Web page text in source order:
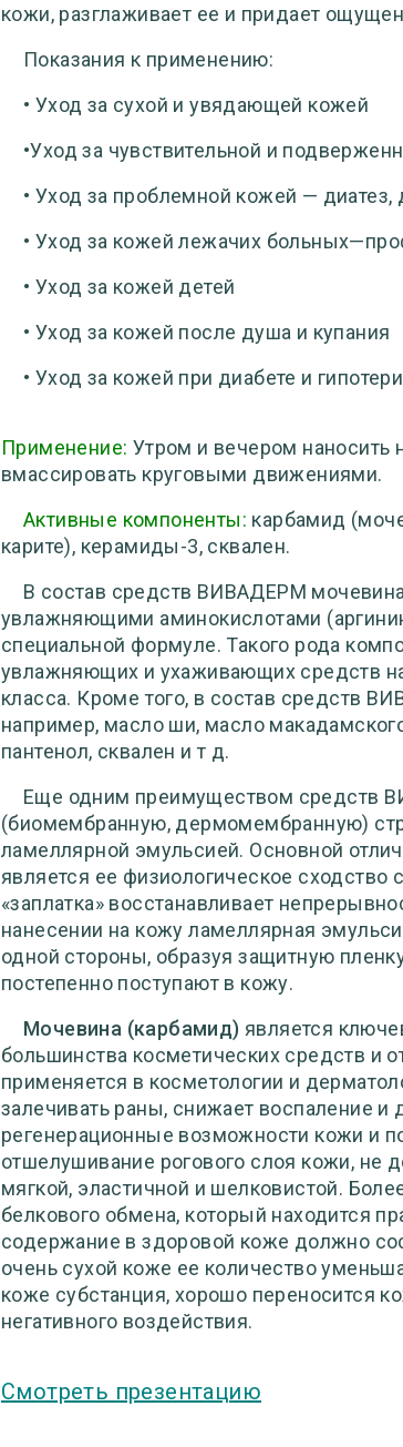
кожи, разглаживает ее и придает
Показания к применению:
• Уход за сухой и увядающей кожей
•Уход за чувствительной и
• Уход за проблемной кожей — диатез,
• Уход за кожей лежачих
• Уход за кожей детей
• Уход за кожей после душа и купания
• Уход за кожей при диабете и
Применение: Утром и вечером наносить
вмассировать круговыми движениями.
Активные компоненты: карбамид
карите), керамиды-3, сквален.
В состав средств ВИВАДЕРМ
увлажняющими аминокислотами
специальной формуле. Такого рода
увлажняющих и ухаживающих средств
класса. Кроме того, в состав средств
например, масло ши, масло
пантенол, сквален и т д.
Еще одним преимуществом средств
(биомембранную, дермомембранную)
ламеллярной эмульсией. Основной
является ее физиологическое
«заплатка» восстанавливает
нанесении на кожу ламеллярная
одной стороны, образуя защитную
постепенно поступают в кожу.
Мочевина (карбамид) является
большинства косметических средств и
применяется в косметологии и
залечивать раны, снижает воспаление
регенерационные возможности кожи и
отшелушивание рогового слоя кожи, не
мягкой, эластичной и шелковистой.
белкового обмена, который находится
содержание в здоровой коже должно
очень сухой коже ее количество
коже субстанция, хорошо переносится
негативного воздействия.
Смотреть презентацию